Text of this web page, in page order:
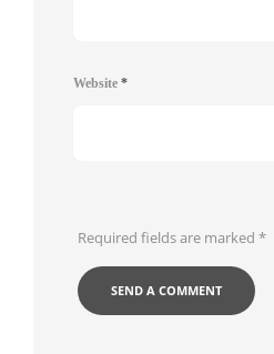
Website *
Required fields are marked *